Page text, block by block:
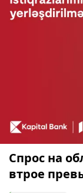
Спрос на
втрое